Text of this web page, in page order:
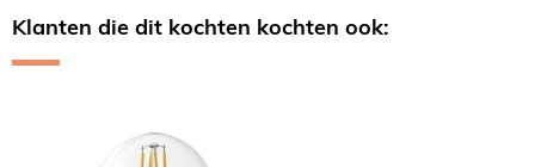
Klanten die dit kochten kochten ook: